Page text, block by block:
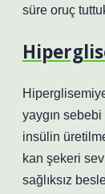
süre oruç
yaygın
insülin
kan şekeri
sağlıksız